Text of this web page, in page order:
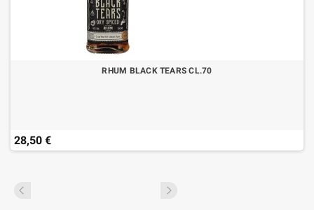
RHUM BLACK TEARS CL.70
28,50 €